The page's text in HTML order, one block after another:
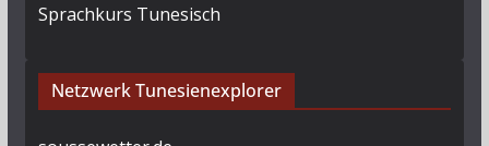
Sprachkurs Tunesisch
Netzwerk Tunesienexplorer